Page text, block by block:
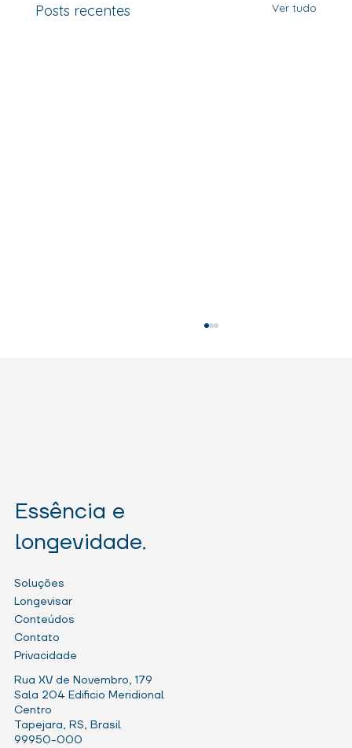
Posts recentes Ver tudo
Conselho de Administração em
crescimento e a governança
Essência e
longevidade.
Rua XV de Novembro, 179
Sala 204 Edificio Meridional
Centro
Tapejara, RS, Brasil
99950-000
Soluções
Longevisar
Conteúdos
Contato
Privacidade